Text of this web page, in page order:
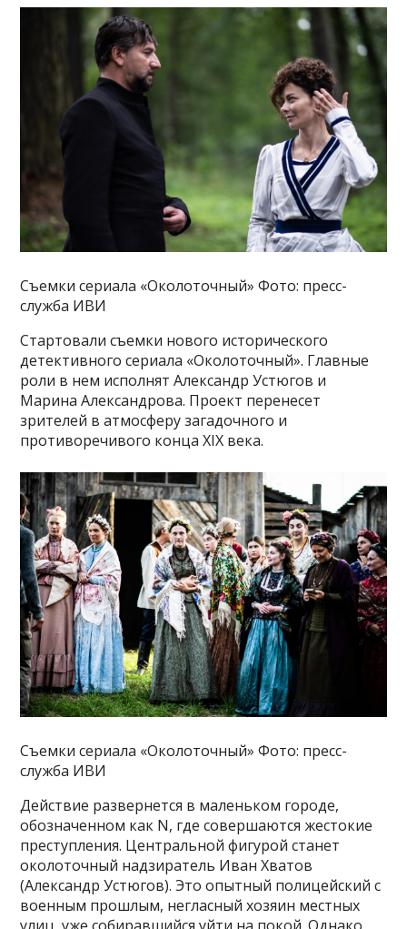
Съемки сериала «Околоточный» Фото: пресс-
служба ИВИ
Стартовали съемки нового исторического
детективного сериала «Околоточный». Главные
роли в нем исполнят Александр Устюгов и
Марина Александрова. Проект перенесет
зрителей в атмосферу загадочного и
противоречивого конца XIX века.
Съемки сериала «Околоточный» Фото: пресс-
служба ИВИ
Действие развернется в маленьком городе,
обозначенном как N, где совершаются жестокие
преступления. Центральной фигурой станет
околоточный надзиратель Иван Хватов
(Александр Устюгов). Это опытный полицейский с
военным прошлым, негласный хозяин местных